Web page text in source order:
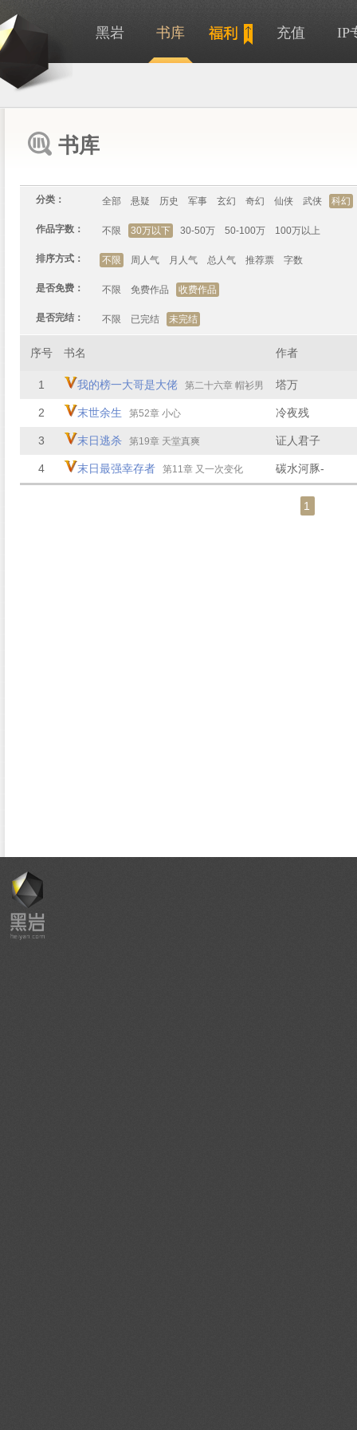
黑岩 书库 充值 IP
书库
分类： 全部 悬疑 历史 军事 玄幻 奇幻 仙侠 武侠 科幻
作品字数： 不限 30万以下 30-50万 50-100万 100万以上
排序方式： 不限 周人气 月人气 总人气 推荐票 字数
是否免费： 不限 免费作品 收费作品
是否完结： 不限 已完结 未完结
序号 书名 作者
1 我的榜一大哥是大佬 第二十六章 帽衫男 塔万
2 末世余生 第52章 小心 冷夜残
3 末日逃杀 第19章 天堂真爽 证人君子
4 末日最强幸存者 第11章 又一次变化 碳水河豚-
1